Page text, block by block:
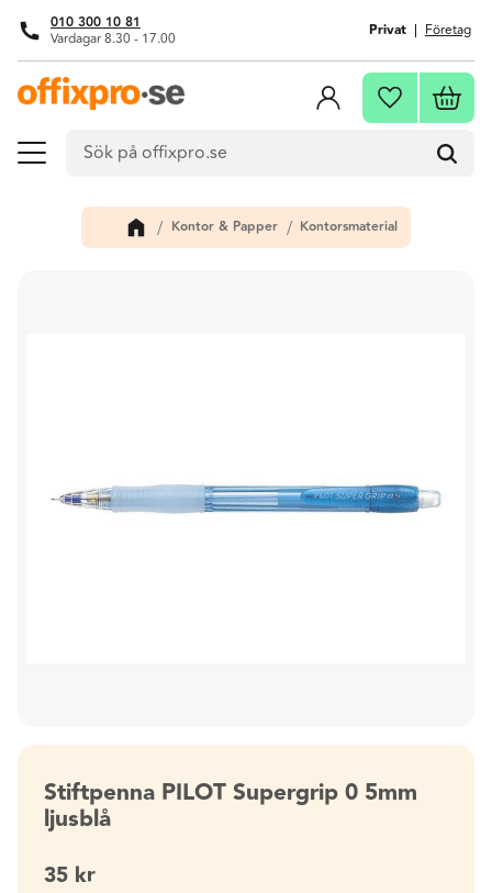
Meny
010 300 10 81
Vardagar 8.30 - 17.00 Privat Företag
Favoriter
Kontor & Papper Kontorsmaterial
Stiftpenna PILOT Supergrip 0 5mm
ljusblå
35 kr